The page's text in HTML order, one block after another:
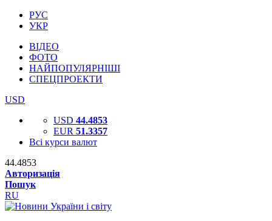
РУС
УКР
ВІДЕО
ФОТО
НАЙПОПУЛЯРНІШІ
СПЕЦПРОЕКТИ
USD
USD 44.4853
EUR 51.3357
Всі курси валют
44.4853
Авторизація
Пошук
RU